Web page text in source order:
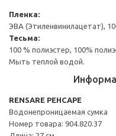
Пленка:
ЭВА (Этиленвинилацетат),
Тесьма:
100 % полиэстер, 100%
Мыть теплой водой.
RENSARE РЕНСАРЕ
Водонепроницаемая сумка
Номер товара: 904.820.37